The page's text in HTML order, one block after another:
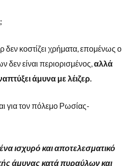
δεν κοστίζει χρήματα, επομένως ο
δεν είναι περιορισμένος,αλλά
άμυνα με λέιζερ.
για τον πόλεμο Ρωσίας-
ισχυρό και αποτελεσματικό
άμυνας κατά πυραύλων και